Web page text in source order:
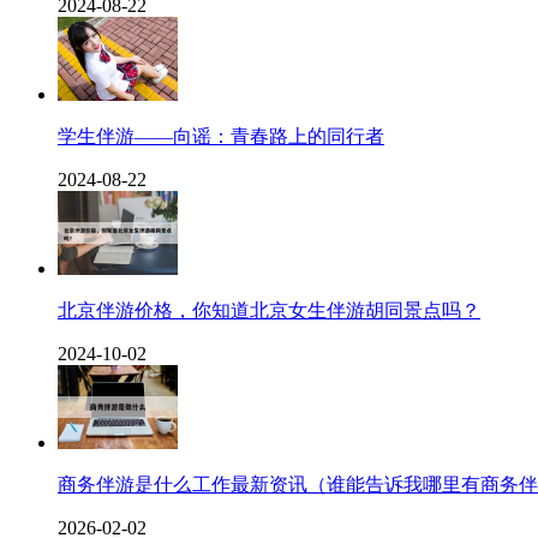
2024-08-22
学生伴游——向谣：青春路上的同行者
2024-08-22
北京伴游价格，你知道北京女生伴游胡同景点吗？
2024-10-02
商务伴游是什么工作最新资讯（谁能告诉我哪里有商务伴
2026-02-02